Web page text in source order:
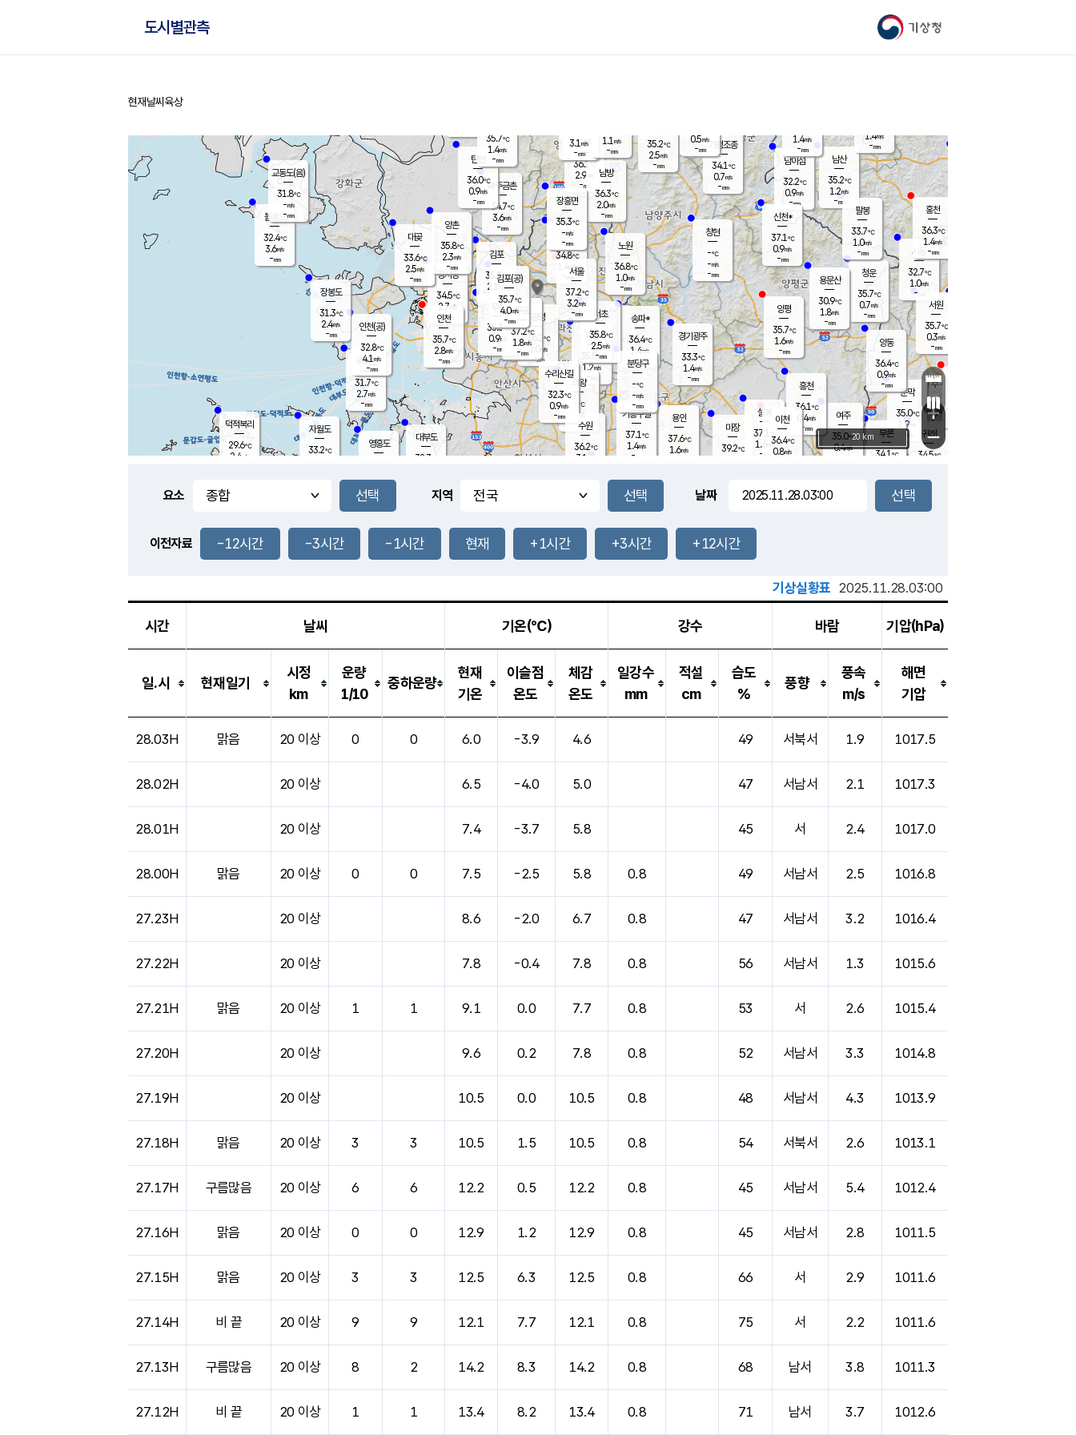
기상청
도시별관측
홈
현재날씨 육상
풍도
3.2m/s
문막
35.0℃
1.9m/s
mm
남이섬
32.2℃
0.9m/s
-mm
무의도
31.7℃
2.7m/s
-mm
영흥도
볼음도
32.4℃
3.6m/s
-mm
자월도
33.2℃
양주
36.1℃
2.9
-mm
부론
34.1 ℃
과천
35.5℃
1.2m/s
- mm
남산
35.2℃
1.2m/s
-mm
장봉도
31.3℃
2.4m/s
-mm
-mm
청운
35.7℃
0.7m/s
-mm
팔봉
33.7℃
1.0m/s
-mm
-mm
용인
37.6℃
1.6m/s
여주
35.0℃
0.4m/s
양동
36.4℃
0.9m/s
-mm
경기광주
33.3℃
1.4m/s
-mm
장호원
1.4m/s
-mm
33.5
℃
대부도
32.3
-
경서동
34.5℃
2.7 m/s
-mm
파주금촌
34.7℃
3.6m/s
-mm
가평조종
34.1℃
0.7m/s
-mm
35.2℃
2.5m/s
-mm
대곶
33.6℃
2.5m/s
-mm
신천*
37.1℃
0.9m/s
-mm
창현
-℃
-m/s
-mm
탄현
36.0℃
0.9m/s
-mm
0.5m/s
-mm
37.1℃
1.1m/s
-mm
흥천
36.1℃
0.4m/s
-mm
마장
39.2℃
의왕
- ℃
m/s
mm
김포
35.2℃
2.1 m/s
mm
설봉
37.1
1.6 m/s
- mm
광명
36.2 ℃
2.0 m/s
-mm
부천
35.3℃
0.9m/s
-mm
-mm
양촌
35.8℃
2.3m/s
-mm
구로
37.2℃
1.8m/s
-mm
은평
34.8℃
1.4 m/s
- mm
노원
36.8℃
1.0m/s
-mm
송파*
36.4℃
1.4m/s
-mm
서초
35.8℃
2.5m/s
-mm
남방
36.3℃
2.0m/s
-mm
기흥구갈
37.1℃
1.4m/s
-
수리산길
32.3℃
0.9m/s
-mm
분당구
-℃
-m/s
-mm
장흥면
35.3℃
-m/s
-mm
3.1 m/s
-mm
시동
32.7℃
1.0m/s
- mm
귀래
34.5℃
서원
35.7℃
0.3m/s
-mm
용문산
30.9℃
1.8m/s
-mm
덕적북리
29.6℃
2.4 m/s
인천(공)
32.8℃
4.1 m/s
-mm
김포(공)
35.7℃
4.0m/s
-mm
교동도(음)
31.8℃
-m/s
-mm
홍천
36.3℃
1.4m/s
-mm
이천
36.4℃
0.8m/s
양평
35.7℃
1.6m/s
-mm
수원
36.2℃
3.1 m/s
인천
35.7℃
2.8m/s
-mm
서울
37.2℃
3.2m/s
-mm
1.4m/s
-mm
35.7℃
1.4m/s
-mm
1.1 m/s
-mm
+
−
20 km
요소 지역 날짜
이전자료 -12시간 -3시간 -1시간 현재 +1시간 +3시간 +12시간
기상실황표 2025.11.28.03:00
시간 날씨 기온(℃) 강수 바람 기압(hPa)
일.시 현재일기
시정
km
운량
1/10
중하운량
현재
기온
이슬점
온도
체감
온도
일강수
mm
적설
cm
습도
%
풍향
풍속
m/s
해면
기압
28.03H 맑음 20 이상 0 0 6.0 -3.9 4.6 49 서북서 1.9 1017.5
28.02H 20 이상 6.5 -4.0 5.0 47 서남서 2.1 1017.3
28.01H 20 이상 7.4 -3.7 5.8 45 서 2.4 1017.0
28.00H 맑음 20 이상 0 0 7.5 -2.5 5.8 0.8 49 서남서 2.5 1016.8
27.23H 20 이상 8.6 -2.0 6.7 0.8 47 서남서 3.2 1016.4
27.22H 20 이상 7.8 -0.4 7.8 0.8 56 서남서 1.3 1015.6
27.21H 맑음 20 이상 1 1 9.1 0.0 7.7 0.8 53 서 2.6 1015.4
27.20H 20 이상 9.6 0.2 7.8 0.8 52 서남서 3.3 1014.8
27.19H 20 이상 10.5 0.0 10.5 0.8 48 서남서 4.3 1013.9
27.18H 맑음 20 이상 3 3 10.5 1.5 10.5 0.8 54 서북서 2.6 1013.1
27.17H 구름많음 20 이상 6 6 12.2 0.5 12.2 0.8 45 서남서 5.4 1012.4
27.16H 맑음 20 이상 0 0 12.9 1.2 12.9 0.8 45 서남서 2.8 1011.5
27.15H 맑음 20 이상 3 3 12.5 6.3 12.5 0.8 66 서 2.9 1011.6
27.14H 비 끝 20 이상 9 9 12.1 7.7 12.1 0.8 75 서 2.2 1011.6
27.13H 구름많음 20 이상 8 2 14.2 8.3 14.2 0.8 68 남서 3.8 1011.3
27.12H 비 끝 20 이상 1 1 13.4 8.2 13.4 0.8 71 남서 3.7 1012.6